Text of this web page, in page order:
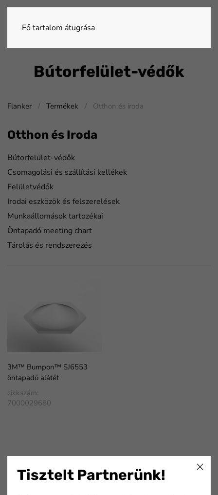
Fő tartalom átugrása
Bútorfelület-védők
Flanker Termékek Otthon és iroda
Otthon és Iroda
Bútorfelület-védők
Csomagolási és szállítási kellékek
Felületvédők
Irodai eszközök és felszerelések
Munkaállomások tartozékai
Öntapadó meeting chart
Tárolás és rendszerezés
3M™ Bumpon™ SJ6553
öntapadó alátét
cikkszám:
7000029680
Flanker Plusz Kft.
Tisztelt Partnerünk!